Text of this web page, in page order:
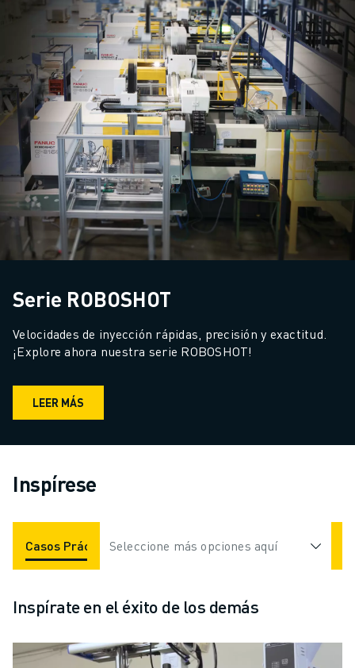
Serie ROBOSHOT
Velocidades de inyección rápidas, precisión y exactitud.
¡Explore ahora nuestra serie ROBOSHOT!
LEER MÁS
Inspírese
Casos Prácticos Aplicaciones Industrias
Seleccione más opciones aquí
Inspírate en el éxito de los demás